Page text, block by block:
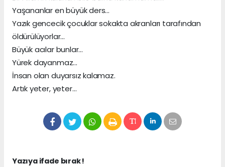
Yaşananlar en büyük ders…
Yazık gencecik çocuklar sokakta akranları tarafından
öldürülüyorlar…
Büyük acılar bunlar…
Yürek dayanmaz…
İnsan olan duyarsız kalamaz.
Artık yeter, yeter…
Yazıya ifade bırak !